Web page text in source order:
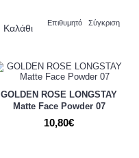
Καλάθι Επιθυμητό Σύγκριση
GOLDEN ROSE LONGSTAY
Matte Face Powder 07
10,80€